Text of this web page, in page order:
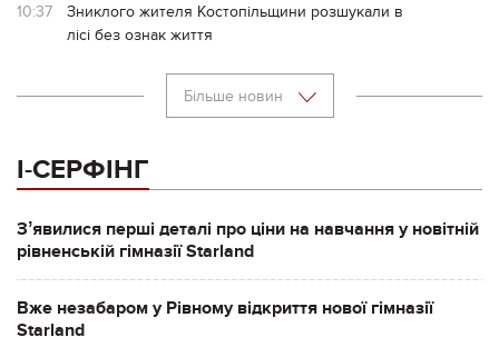
10:37
Зниклого жителя Костопільщини розшукали в
лісі без ознак життя
Більше новин
І-СЕРФІНГ
Зʼявилися перші деталі про ціни на навчання у новітній
рівненській гімназії Starland
Вже незабаром у Рівному відкриття нової гімназії
Starland